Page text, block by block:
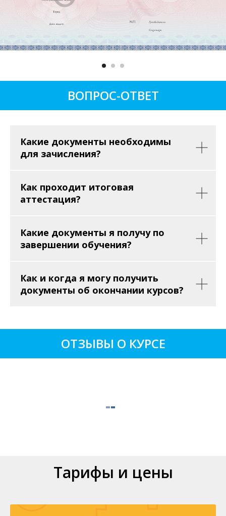
ВОПРОС-ОТВЕТ
Какие документы необходимы
для зачисления?
Как проходит итоговая
аттестация?
Какие документы я получу по
завершении обучения?
Как и когда я могу получить
документы об окончании курсов?
ОТЗЫВЫ О КУРСЕ
Тарифы и цены